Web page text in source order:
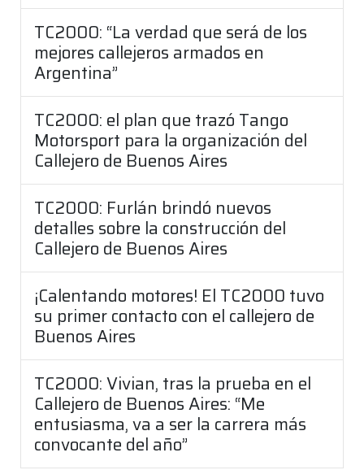
TC2000: “La verdad que será de los
mejores callejeros armados en
Argentina”
TC2000: el plan que trazó Tango
Motorsport para la organización del
Callejero de Buenos Aires
TC2000: Furlán brindó nuevos
detalles sobre la construcción del
Callejero de Buenos Aires
¡Calentando motores! El TC2000 tuvo
su primer contacto con el callejero de
Buenos Aires
TC2000: Vivian, tras la prueba en el
Callejero de Buenos Aires: “Me
entusiasma, va a ser la carrera más
convocante del año”